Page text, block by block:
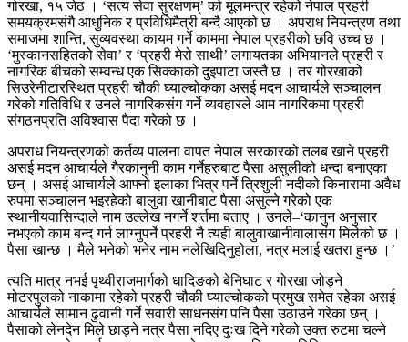
गोरखा, १५ जेठ । ‘सत्य सेवा सुरक्षणम्’ को मूलमन्त्र रहेको नेपाल प्रहरी
समयक्रमसंगै आधुनिक र प्रविधिमैत्री बन्दै आएको छ । अपराध नियन्त्रण तथा
समाजमा शान्ति, सुव्यवस्था कायम गर्ने काममा नेपाल प्रहरीको छवि उच्च छ ।
‘मुस्कानसहितको सेवा’ र ‘प्रहरी मेरो साथी’ लगायतका अभियानले प्रहरी र
नागरिक बीचको सम्वन्ध एक सिक्काको दुइपाटा जस्तै छ । तर गोरखाको
सिउरेनीटारस्थित प्रहरी चौकी घ्याल्चोकका असई मदन आचार्यले सञ्चालन
गरेको गतिविधि र उनले नागरिकसंग गर्ने व्यवहारले आम नागरिकमा प्रहरी
संगठनप्रति अविश्वास पैदा गरेको छ ।
अपराध नियन्त्रणको कर्तव्य पालना वापत नेपाल सरकारको तलब खाने प्रहरी
असई मदन आचार्यले गैरकानुनी काम गर्नेहरुबाट पैसा असुलीको धन्दा बनाएका
छन् । असई आचार्यले आफ्नो इलाका भित्र पर्ने त्रिशुली नदीको किनारामा अवैध
रुपमा सञ्चालन भइरहेको बालुवा खानीबाट पैसा असुल्ने गरेको एक
स्थानीयवासिन्दाले नाम उल्लेख नगर्ने शर्तमा बताए । उनले–‘कानुन अनुसार
नभएको काम बन्द गर्न लाग्नुपर्ने प्रहरी नै त्यही बालुवाखानीवालासंग मिलेको छ ।
पैसा खान्छ । मैले भनेको भनेर नाम नलेखिदिनुहोला, नत्र मलाई खतरा हुन्छ ।’
त्यति मात्र नभई पृथ्वीराजमार्गको धादिङको बेनिघाट र गोरखा जोड्ने
मोटरपुलको नाकामा रहेको प्रहरी चौकी घ्याल्चोकको प्रमुख समेत रहेका असई
आचार्यले सामान ढुवानी गर्ने सवारी साधनसंग पनि पैसा उठाउने गरेका छन् ।
पैसाको लेनदेन मिले छाड्ने नत्र पैसा नदिए दुःख दिने गरेको उक्त रुटमा चल्ने